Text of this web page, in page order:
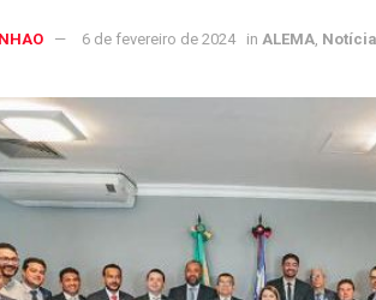
6 de fevereiro de 2024 in ALEMA